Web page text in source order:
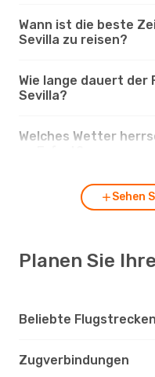
Wann ist die beste
Sevilla zu reisen?
Wie lange dauert der
Sevilla?
Welches Wetter
Sehen
Planen Sie
Beliebte Flugstrecken
Zugverbindungen